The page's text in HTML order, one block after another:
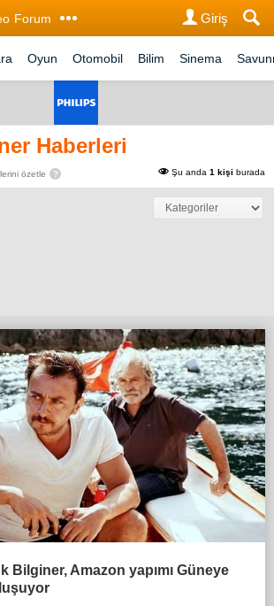
Forum Giriş
Oyun Otomobil Bilim Sinema
Haberleri
özetle ? Şu anda 1 kişi burada
Bilginer, Amazon yapımı Güneye